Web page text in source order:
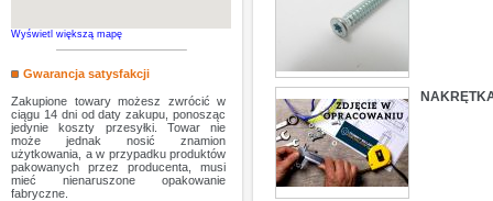
Wyświetl większą mapę
Gwarancja satysfakcji
Zakupione towary możesz zwrócić w
ciągu 14 dni od daty zakupu, ponosząc
jedynie koszty przesyłki. Towar nie
może jednak nosić znamion
użytkowania, a w przypadku produktów
pakowanych przez producenta, musi
mieć nienaruszone opakowanie
fabryczne.